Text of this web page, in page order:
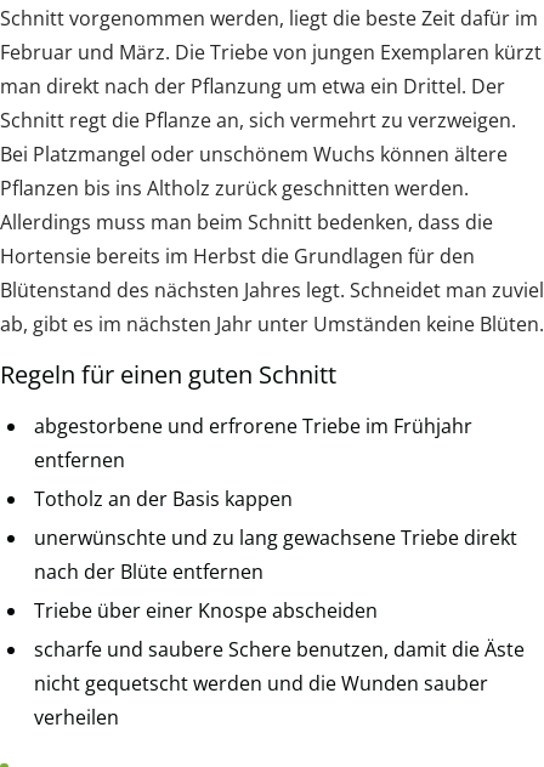
Schnitt vorgenommen werden, liegt die beste Zeit dafür im
Februar und März. Die Triebe von jungen Exemplaren kürzt
man direkt nach der Pflanzung um etwa ein Drittel. Der
Schnitt regt die Pflanze an, sich vermehrt zu verzweigen.
Bei Platzmangel oder unschönem Wuchs können ältere
Pflanzen bis ins Altholz zurück geschnitten werden.
Allerdings muss man beim Schnitt bedenken, dass die
Hortensie bereits im Herbst die Grundlagen für den
Blütenstand des nächsten Jahres legt. Schneidet man zuviel
ab, gibt es im nächsten Jahr unter Umständen keine Blüten.
Regeln für einen guten Schnitt
abgestorbene und erfrorene Triebe im Frühjahr
entfernen
Totholz an der Basis kappen
unerwünschte und zu lang gewachsene Triebe direkt
nach der Blüte entfernen
Triebe über einer Knospe abscheiden
scharfe und saubere Schere benutzen, damit die Äste
nicht gequetscht werden und die Wunden sauber
verheilen